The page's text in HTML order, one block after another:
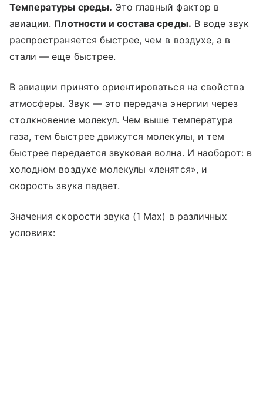
Температуры среды. Это главный фактор в
авиации. Плотности и состава среды. В воде звук
распространяется быстрее, чем в воздухе, а в
стали — еще быстрее.
В авиации принято ориентироваться на свойства
атмосферы. Звук — это передача энергии через
столкновение молекул. Чем выше температура
газа, тем быстрее движутся молекулы, и тем
быстрее передается звуковая волна. И наоборот: в
холодном воздухе молекулы «ленятся», и
скорость звука падает.
Значения скорости звука (1 Мах) в различных
условиях: